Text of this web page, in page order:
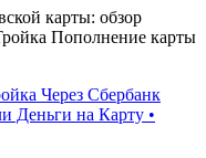
карты: обзор
Пополнение карты
Через Сбербанк
Деньги на Карту •